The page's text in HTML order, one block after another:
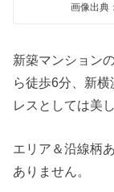
画像出典
新築マンション
ら徒歩6分、新
レスとしては美
エリア＆沿線柄
ありません。